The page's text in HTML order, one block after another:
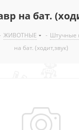
на бат.
ЖИВОТНЫЕ - Штучные
на бат. (ходит,звук)